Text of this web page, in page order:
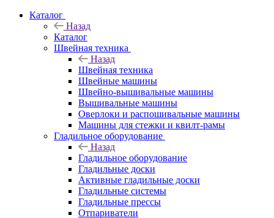
Каталог
Назад
Каталог
Швейная техника
Назад
Швейная техника
Швейные машины
Швейно-вышивальные машины
Вышивальные машины
Оверлоки и распошивальные машины
Машины для стежки и квилт-рамы
Гладильное оборудование
Назад
Гладильное оборудование
Гладильные доски
Активные гладильные доски
Гладильные системы
Гладильные прессы
Отпариватели